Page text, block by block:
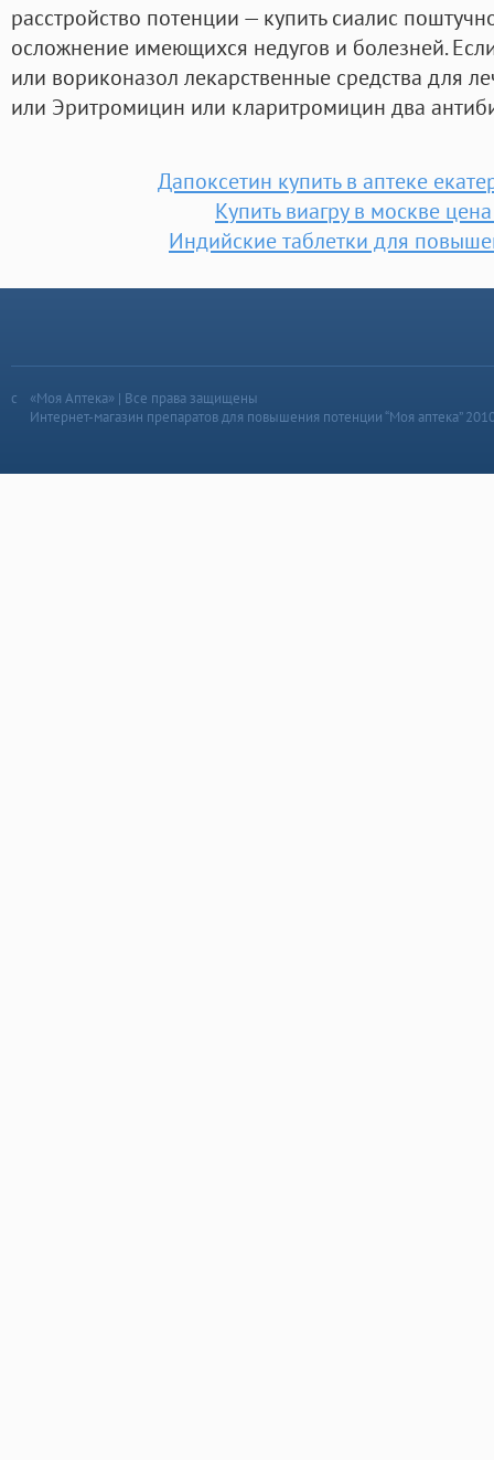
расстройство потенции — купить сиалис
осложнение имеющихся недугов и болезней.
или вориконазол лекарственные средства для
или Эритромицин или кларитромицин два
Дапоксетин купить в аптеке
Купить виагру в москве
Индийские таблетки для
«Моя Аптека» | Все права защищены
Интернет-магазин препаратов для повышения потенции “Моя аптека”